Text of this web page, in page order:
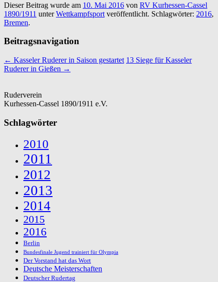
Dieser Beitrag wurde am 10. Mai 2016 von RV Kurhessen-Cassel
1890/1911 unterWettkampfsport veröffentlicht. Schlagwörter: 2016,
Bremen.
Beitragsnavigation
← Kasseler Ruderer in Saison gestartet 13 Siege für Kasseler
Ruderer in Gießen →
Ruderverein
Kurhessen-Cassel 1890/1911 e.V.
Schlagwörter
2010
2011
2012
2013
2014
2015
2016
Berlin
Bundesfinale Jugend trainiert für Olympia
Der Vorstand hat das Wort
Deutsche Meisterschaften
Deutscher Rudertag